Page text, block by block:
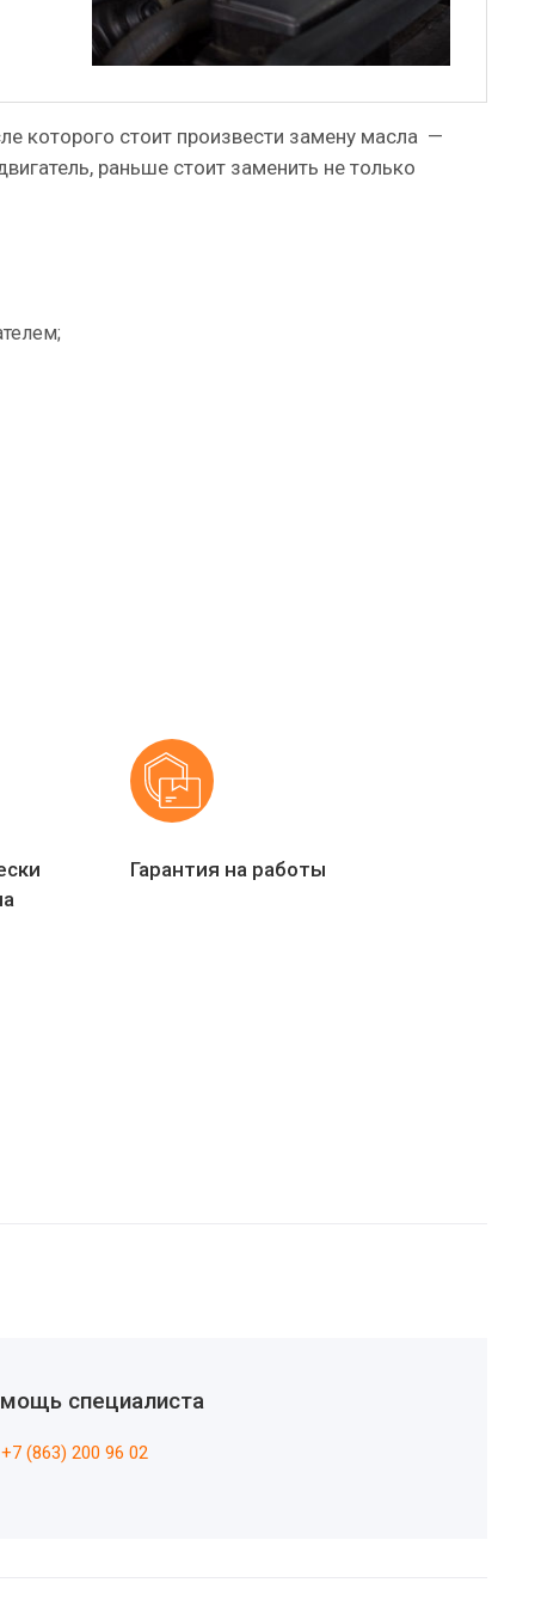
которого стоит произвести замену масла —
раньше стоит заменить не только
Гарантия на работы
специалиста
+7 (863) 200 96 02